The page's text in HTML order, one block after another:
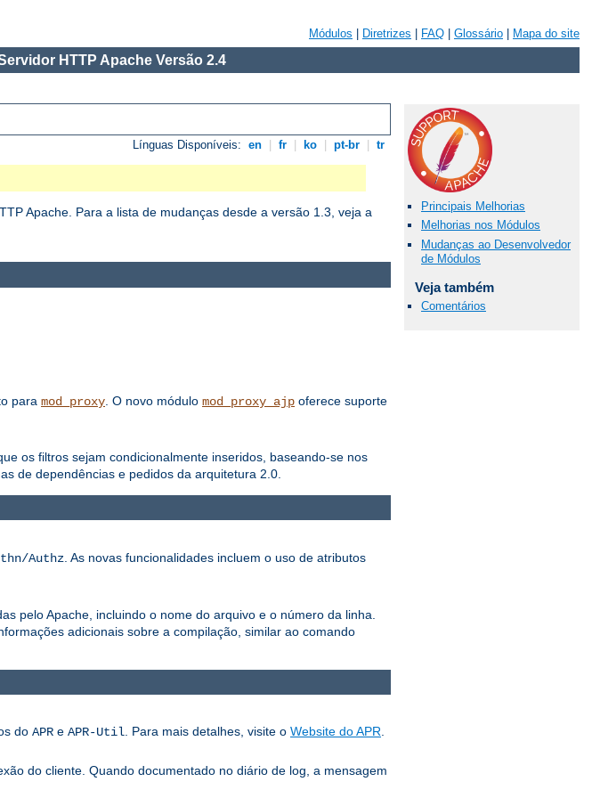
Módulos Diretrizes FAQ Glossário Mapa do site
HTTP Apache Versão 2.4
Línguas Disponíveis: en fr ko pt-br tr
Apache. Para a lista de mudanças desde a versão 1.3, veja a
Principais Melhorias
Melhorias nos Módulos
Mudanças ao Desenvolvedor
de Módulos
Veja também
Comentários
para mod_proxy . O novo módulo mod_proxy_ajp oferece suporte
os filtros sejam condicionalmente inseridos, baseando-se nos
de dependências e pedidos da arquitetura 2.0.
Authz . As novas funcionalidades incluem o uso de atributos
pelo Apache, incluindo o nome do arquivo e o número da linha.
adicionais sobre a compilação, similar ao comando
do APR e APR-Util. Para mais detalhes, visite o Website do APR.
do cliente. Quando documentado no diário de log, a mensagem